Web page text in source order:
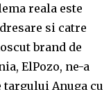
reala este
si catre
brand de
ElPozo, ne-a
Anuga cu